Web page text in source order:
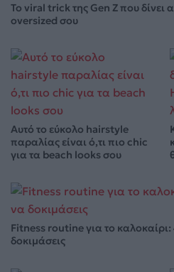
Το viral trick της Gen Z που
oversized σου
Αυτό το εύκολο hairstyle
παραλίας είναι ό,τι πιο chic
για τα beach looks σου
Fitness routine για το καλοκαίρι:
δοκιμάσεις